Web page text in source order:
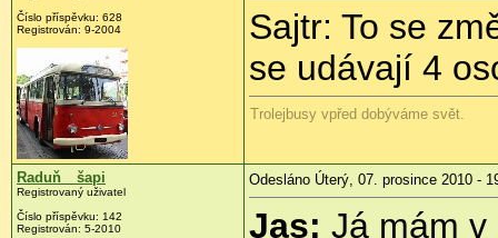
Číslo příspěvku: 628
Registrován: 9-2004
Sajtr: To se
se udávají 4
Trolejbusy vpřed dobýváme svět.
Raduň__šapi
Registrovaný uživatel
Číslo příspěvku: 142
Registrován: 5-2010
Odesláno Úterý, 07. prosince 2010 -
Jas: Já mám v